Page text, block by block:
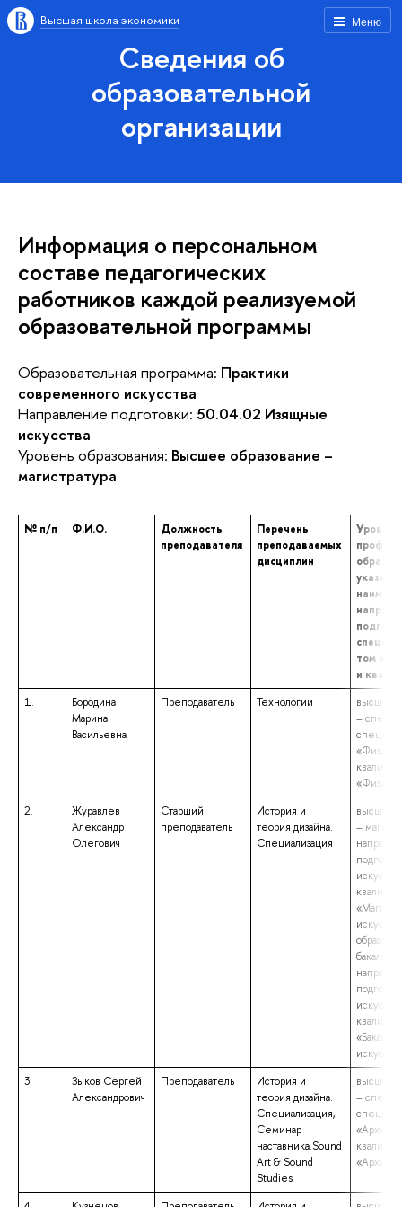
Меню
Высшая школа экономики
Сведения об
образовательной
организации
Информация о персональном
составе педагогических
работников каждой реализуемой
образовательной программы
Образовательная программа: Практики
современного искусства
Направление подготовки: 50.04.02 Изящные
искусства
Уровень образования: Высшее образование –
магистратура
№ п/п Ф.И.О.
Должность
преподавателя
Перечень
преподаваемых
дисциплин
том
и
1.
Бородина
Марина
Васильевна
Преподаватель Технологии
высшее
–
«Физик»
2.
Журавлев
Александр
Олегович
Старший
преподаватель
История и
теория дизайна.
Специализация
высшее
–
3.
Зыков Сергей
Александрович
Преподаватель
История и
теория дизайна.
Специализация,
Семинар
наставника.Sound
Art & Sound
Studies
высшее
–